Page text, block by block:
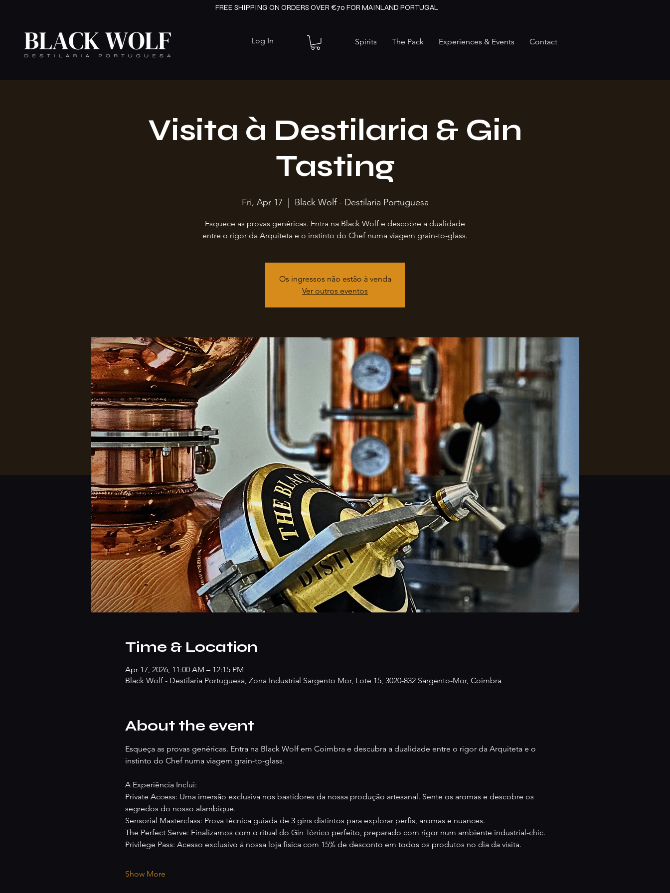
FREE SHIPPING ON ORDERS OVER €70 FOR MAINLAND PORTUGAL
Log In Spirits The Pack Experiences & Events Contact
Visita à Destilaria & Gin
Tasting
Fri, Apr 17
  |
Black Wolf - Destilaria Portuguesa
Esquece as provas genéricas. Entra na Black Wolf e descobre a dualidade
entre o rigor da Arquiteta e o instinto do Chef numa viagem grain-to-glass.
Os ingressos não estão à venda
Ver outros eventos
Time & Location
Apr 17, 2026, 11:00 AM – 12:15 PM
Black Wolf - Destilaria Portuguesa, Zona Industrial Sargento Mor, Lote 15, 3020-832 Sargento-Mor, Coimbra
About the event
Esqueça as provas genéricas. Entra na Black Wolf em Coimbra e descubra a dualidade entre o rigor da Arquiteta e o
instinto do Chef numa viagem grain-to-glass.
A Experiência Inclui:
Private Access: Uma imersão exclusiva nos bastidores da nossa produção artesanal. Sente os aromas e descobre os
segredos do nosso alambique.
Sensorial Masterclass: Prova técnica guiada de 3 gins distintos para explorar perfis, aromas e nuances.
The Perfect Serve: Finalizamos com o ritual do Gin Tónico perfeito, preparado com rigor num ambiente industrial-chic.
Privilege Pass: Acesso exclusivo à nossa loja física com 15% de desconto em todos os produtos no dia da visita.
Show More